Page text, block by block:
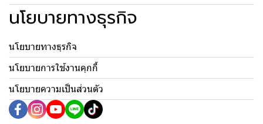
นโยบายทางธุรกิจ
นโยบายทางธุรกิจ
นโยบายการใช้งานคุกกี้
นโยบายความเป็นส่วนตัว